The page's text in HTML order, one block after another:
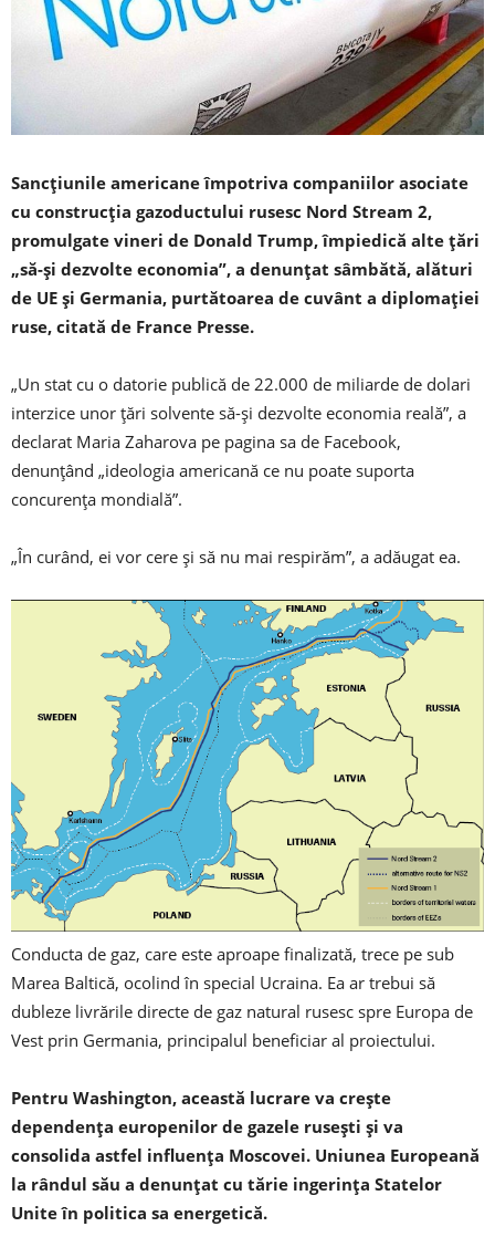
Sancţiunile americane împotriva companiilor asociate
cu construcţia gazoductului rusesc Nord Stream 2,
promulgate vineri de Donald Trump, împiedică alte ţări
„să-şi dezvolte economia”, a denunţat sâmbătă, alături
de UE şi Germania, purtătoarea de cuvânt a diplomaţiei
ruse, citată de France Presse.
„Un stat cu o datorie publică de 22.000 de miliarde de dolari
interzice unor ţări solvente să-şi dezvolte economia reală”, a
declarat Maria Zaharova pe pagina sa de Facebook,
denunţând „ideologia americană ce nu poate suporta
concurenţa mondială”.
„În curând, ei vor cere şi să nu mai respirăm”, a adăugat ea.
Conducta de gaz, care este aproape finalizată, trece pe sub
Marea Baltică, ocolind în special Ucraina. Ea ar trebui să
dubleze livrările directe de gaz natural rusesc spre Europa de
Vest prin Germania, principalul beneficiar al proiectului.
Pentru Washington, această lucrare va creşte
dependenţa europenilor de gazele ruseşti şi va
consolida astfel influenţa Moscovei. Uniunea Europeană
la rândul său a denunţat cu tărie ingerinţa Statelor
Unite în politica sa energetică.